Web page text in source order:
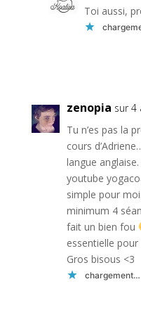
Toi aussi,
zenopia sur 4
Tu n’es pas la
cours
langue
youtube
simple pour
minimum 4
fait un bien fou
essentielle
Gros bisous <3
chargement…